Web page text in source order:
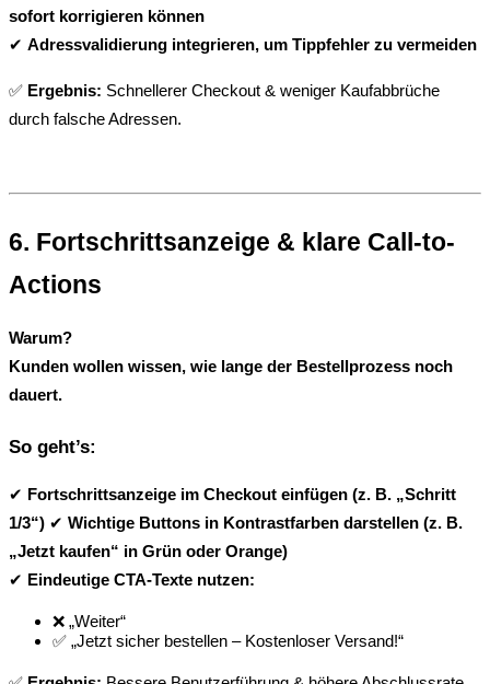
sofort korrigieren können
✔ Adressvalidierung integrieren, um Tippfehler zu vermeiden
✅ Ergebnis: Schnellerer Checkout & weniger Kaufabbrüche
durch falsche Adressen.
6. Fortschrittsanzeige & klare Call-to-
Actions
Warum?
Kunden wollen wissen, wie lange der Bestellprozess noch
dauert.
So geht’s:
✔ Fortschrittsanzeige im Checkout einfügen (z. B. „Schritt
1/3“) ✔ Wichtige Buttons in Kontrastfarben darstellen (z. B.
„Jetzt kaufen“ in Grün oder Orange)
✔ Eindeutige CTA-Texte nutzen:
❌ „Weiter“
✅ „Jetzt sicher bestellen – Kostenloser Versand!“